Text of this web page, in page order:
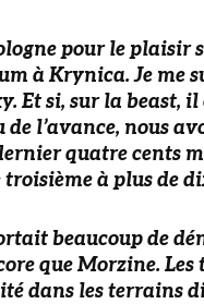
pour le plaisir
à Krynica.Je me
Et si, sur la beast,
de l’avance, nous
quatre cents
troisième à plus de
beaucoup de
que Morzine.Les
dans les terrains